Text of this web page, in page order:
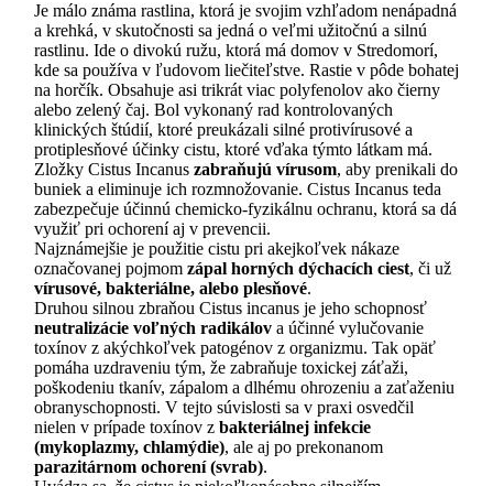
Je málo známa rastlina, ktorá je svojim vzhľadom nenápadná
a krehká, v skutočnosti sa jedná o veľmi užitočnú a silnú
rastlinu. Ide o divokú ružu, ktorá má domov v Stredomorí,
kde sa používa v ľudovom liečiteľstve. Rastie v pôde bohatej
na horčík. Obsahuje asi trikrát viac polyfenolov ako čierny
alebo zelený čaj. Bol vykonaný rad kontrolovaných
klinických štúdií, ktoré preukázali silné protivírusové a
protiplesňové účinky cistu, ktoré vďaka týmto látkam má.
Zložky Cistus Incanus zabraňujú vírusom, aby prenikali do
buniek a eliminuje ich rozmnožovanie. Cistus Incanus teda
zabezpečuje účinnú chemicko-fyzikálnu ochranu, ktorá sa dá
využiť pri ochorení aj v prevencii.
Najznámejšie je použitie cistu pri akejkoľvek nákaze
označovanej pojmom zápal horných dýchacích ciest, či už
vírusové, bakteriálne, alebo plesňové.
Druhou silnou zbraňou Cistus incanus je jeho schopnosť
neutralizácie voľných radikálov a účinné vylučovanie
toxínov z akýchkoľvek patogénov z organizmu. Tak opäť
pomáha uzdraveniu tým, že zabraňuje toxickej záťaži,
poškodeniu tkanív, zápalom a dlhému ohrozeniu a zaťaženiu
obranyschopnosti. V tejto súvislosti sa v praxi osvedčil
nielen v prípade toxínov z bakteriálnej infekcie
(mykoplazmy, chlamýdie), ale aj po prekonanom
parazitárnom ochorení (svrab).